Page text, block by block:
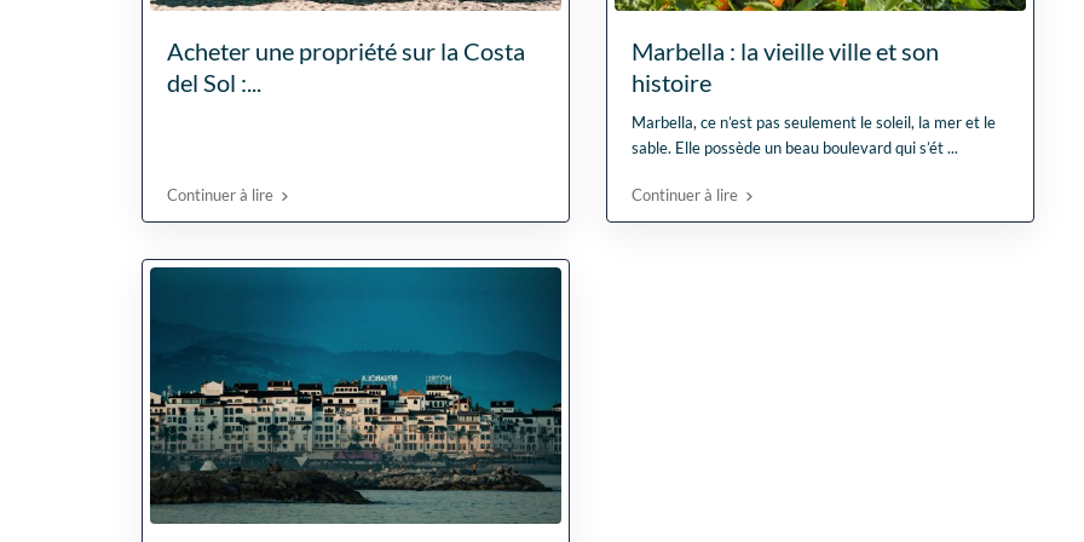
Acheter une propriété sur la Costa
del Sol :...
Continuer à lire
Marbella : la vieille ville et son
histoire
Marbella, ce n’est pas seulement le soleil, la mer et le
sable. Elle possède un beau boulevard qui s’ét...
Continuer à lire